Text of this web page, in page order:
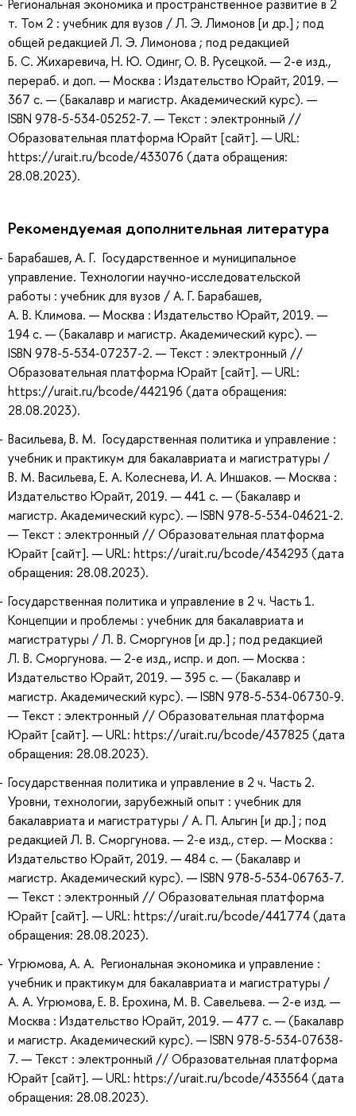
Региональная экономика и пространственное развитие в 2
т. Том 2 : учебник для вузов / Л. Э. Лимонов [и др.] ; под
общей редакцией Л. Э. Лимонова ; под редакцией
Б. С. Жихаревича, Н. Ю. Одинг, О. В. Русецкой. — 2-е изд.,
перераб. и доп. — Москва : Издательство Юрайт, 2019. —
367 с. — (Бакалавр и магистр. Академический курс). —
ISBN 978-5-534-05252-7. — Текст : электронный //
Образовательная платформа Юрайт [сайт]. — URL:
https://urait.ru/bcode/433076 (дата обращения:
28.08.2023).
Рекомендуемая дополнительная литература
Барабашев, А. Г. Государственное и муниципальное
управление. Технологии научно-исследовательской
работы : учебник для вузов / А. Г. Барабашев,
А. В. Климова. — Москва : Издательство Юрайт, 2019. —
194 с. — (Бакалавр и магистр. Академический курс). —
ISBN 978-5-534-07237-2. — Текст : электронный //
Образовательная платформа Юрайт [сайт]. — URL:
https://urait.ru/bcode/442196 (дата обращения:
28.08.2023).
Васильева, В. М. Государственная политика и управление :
учебник и практикум для бакалавриата и магистратуры /
В. М. Васильева, Е. А. Колеснева, И. А. Иншаков. — Москва :
Издательство Юрайт, 2019. — 441 с. — (Бакалавр и
магистр. Академический курс). — ISBN 978-5-534-04621-2.
— Текст : электронный // Образовательная платформа
Юрайт [сайт]. — URL: https://urait.ru/bcode/434293 (дата
обращения: 28.08.2023).
Государственная политика и управление в 2 ч. Часть 1.
Концепции и проблемы : учебник для бакалавриата и
магистратуры / Л. В. Сморгунов [и др.] ; под редакцией
Л. В. Сморгунова. — 2-е изд., испр. и доп. — Москва :
Издательство Юрайт, 2019. — 395 с. — (Бакалавр и
магистр. Академический курс). — ISBN 978-5-534-06730-9.
— Текст : электронный // Образовательная платформа
Юрайт [сайт]. — URL: https://urait.ru/bcode/437825 (дата
обращения: 28.08.2023).
Государственная политика и управление в 2 ч. Часть 2.
Уровни, технологии, зарубежный опыт : учебник для
бакалавриата и магистратуры / А. П. Альгин [и др.] ; под
редакцией Л. В. Сморгунова. — 2-е изд., стер. — Москва :
Издательство Юрайт, 2019. — 484 с. — (Бакалавр и
магистр. Академический курс). — ISBN 978-5-534-06763-7.
— Текст : электронный // Образовательная платформа
Юрайт [сайт]. — URL: https://urait.ru/bcode/441774 (дата
обращения: 28.08.2023).
Угрюмова, А. А. Региональная экономика и управление :
учебник и практикум для бакалавриата и магистратуры /
А. А. Угрюмова, Е. В. Ерохина, М. В. Савельева. — 2-е изд. —
Москва : Издательство Юрайт, 2019. — 477 с. — (Бакалавр
и магистр. Академический курс). — ISBN 978-5-534-07638-
7. — Текст : электронный // Образовательная платформа
Юрайт [сайт]. — URL: https://urait.ru/bcode/433564 (дата
обращения: 28.08.2023).